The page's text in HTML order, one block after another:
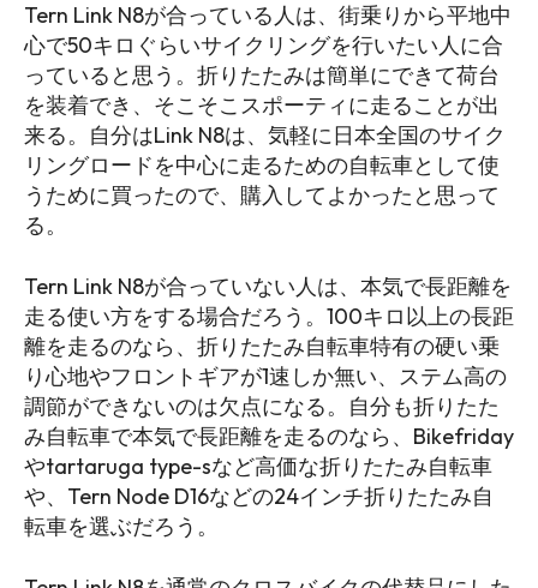
Tern Link N8が合っている人は、街乗りから平地中
心で50キロぐらいサイクリングを行いたい人に合
っていると思う。折りたたみは簡単にできて荷台
を装着でき、そこそこスポーティに走ることが出
来る。自分はLink N8は、気軽に日本全国のサイク
リングロードを中心に走るための自転車として使
うために買ったので、購入してよかったと思って
る。
Tern Link N8が合っていない人は、本気で長距離を
走る使い方をする場合だろう。100キロ以上の長距
離を走るのなら、折りたたみ自転車特有の硬い乗
り心地やフロントギアが1速しか無い、ステム高の
調節ができないのは欠点になる。自分も折りたた
み自転車で本気で長距離を走るのなら、Bikefriday
やtartaruga type-sなど高価な折りたたみ自転車
や、Tern Node D16などの24インチ折りたたみ自
転車を選ぶだろう。